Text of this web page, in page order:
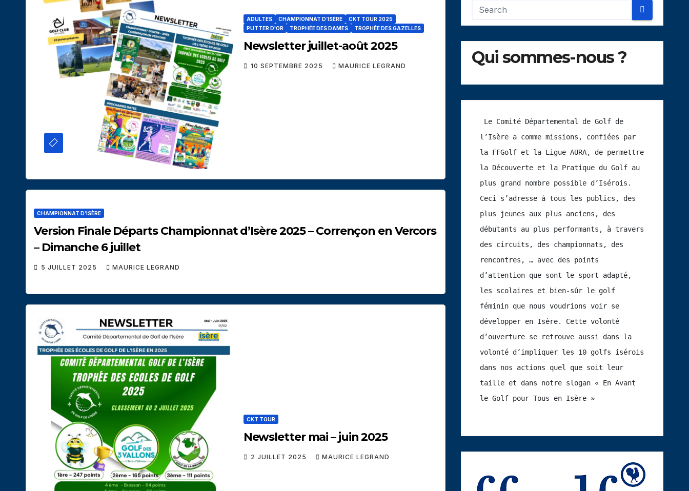
ADULTES CHAMPIONNAT D’ISÈRE
CKT TOUR 2025
PUTTER D'OR
TROPHÉE DES DAMES TROPHÉE DES GAZELLES
Newsletter juillet-août 2025
10 SEPTEMBRE 2025 MAURICE LEGRAND
CHAMPIONNAT D’ISÈRE
Version Finale Départs Championnat d’Isère 2025 – Corrençon en Vercors
– Dimanche 6 juillet
5 JUILLET 2025 MAURICE LEGRAND
CKT TOUR
Newsletter mai – juin 2025
2 JUILLET 2025 MAURICE LEGRAND
Qui sommes-nous ?
l’Isère a comme missions, confiées par
la FFGolf et la Ligue AURA, de permettre
la Découverte et la Pratique du Golf au
plus grand nombre possible d’Isérois.
Ceci s’adresse à tous les publics, des
plus jeunes aux plus anciens, des
débutants au plus performants, à travers
des circuits, des championnats, des
rencontres, … avec des points
d’attention que sont le sport-adapté,
les scolaires et bien-sûr le golf
féminin que nous voudrions voir se
développer en Isère. Cette volonté
d’ouverture se retrouve aussi dans la
volonté d’impliquer les 10 golfs isérois
dans nos actions quel que soit leur
taille et dans notre slogan « En Avant
le Golf pour Tous en Isère »